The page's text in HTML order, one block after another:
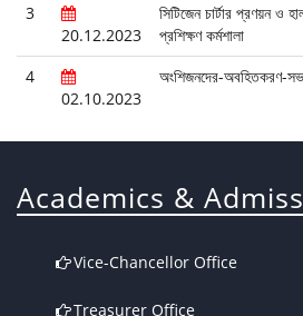
3
20.12.2023
সিটিজেন চার্টার প্রণয়ন ও
প্রশিক্ষণ কর্মশালা
4
02.10.2023
অংশিজনদের-অবহিতকরণ-
Academics &
Vice-Chancellor Office
Treasurer Office